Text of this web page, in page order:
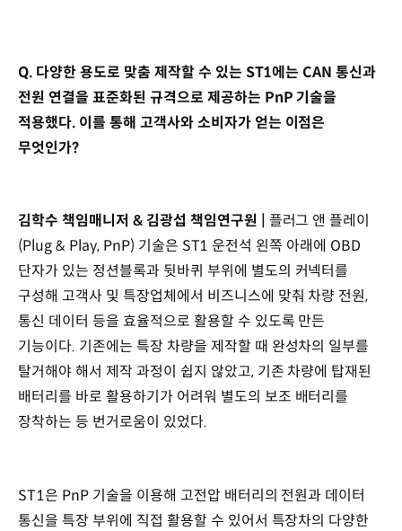
Q. 다양한 용도로 맞춤 제작할 수 있는 ST1에는 CAN 통신과
전원 연결을 표준화된 규격으로 제공하는 PnP 기술을
적용했다. 이를 통해 고객사와 소비자가 얻는 이점은
무엇인가?
김학수 책임매니저 & 김광섭 책임연구원 | 플러그 앤 플레이
(Plug & Play, PnP) 기술은 ST1 운전석 왼쪽 아래에 OBD
단자가 있는 정션블록과 뒷바퀴 부위에 별도의 커넥터를
구성해 고객사 및 특장업체에서 비즈니스에 맞춰 차량 전원,
통신 데이터 등을 효율적으로 활용할 수 있도록 만든
기능이다. 기존에는 특장 차량을 제작할 때 완성차의 일부를
탈거해야 해서 제작 과정이 쉽지 않았고, 기존 차량에 탑재된
배터리를 바로 활용하기가 어려워 별도의 보조 배터리를
장착하는 등 번거로움이 있었다.
ST1은 PnP 기술을 이용해 고전압 배터리의 전원과 데이터
통신을 특장 부위에 직접 활용할 수 있어서 특장차의 다양한